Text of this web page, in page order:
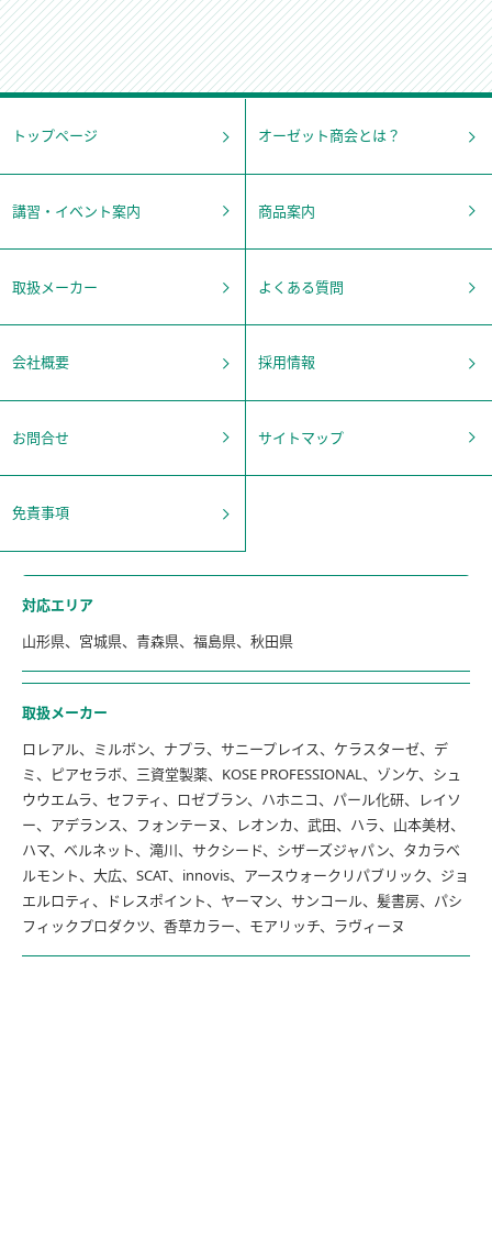
トップページ オーゼット商会とは？
講習・イベント案内 商品案内
取扱メーカー よくある質問
会社概要 採用情報
お問合せ サイトマップ
免責事項
対応エリア
山形県、宮城県、青森県、福島県、秋田県
取扱メーカー
ロレアル、ミルボン、ナプラ、サニープレイス、ケラスターゼ、デ
ミ、ピアセラボ、三資堂製薬、KOSE PROFESSIONAL、ゾンケ、シュ
ウウエムラ、セフティ、ロゼブラン、ハホニコ、パール化研、レイソ
ー、アデランス、フォンテーヌ、レオンカ、武田、ハラ、山本美材、
ハマ、ベルネット、滝川、サクシード、シザーズジャパン、タカラベ
ルモント、大広、SCAT、innovis、アースウォークリパブリック、ジョ
エルロティ、ドレスポイント、ヤーマン、サンコール、髪書房、パシ
フィックプロダクツ、香草カラー、モアリッチ、ラヴィーヌ